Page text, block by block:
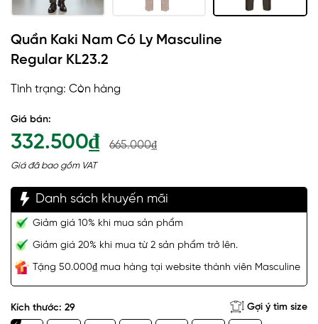
Quần Kaki Nam Có Ly Masculine
Regular KL23.2
Tình trạng: Còn hàng
Giá bán:
332.500₫ 665.000₫
Giá đã bao gồm VAT
Danh sách khuyến mãi
Giảm giá 10% khi mua sản phẩm
Giảm giá 20% khi mua từ 2 sản phẩm trở lên.
Tặng 50.000₫ mua hàng tại website thành viên Masculine
Kích thước: 29 Gợi ý tìm size